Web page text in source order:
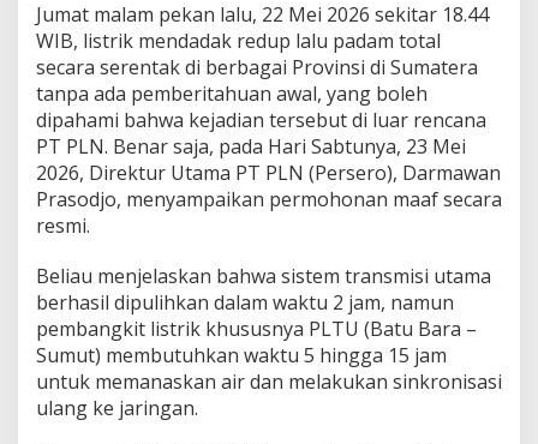
Jumat malam pekan lalu, 22 Mei 2026 sekitar 18.44
WIB, listrik mendadak redup lalu padam total
secara serentak di berbagai Provinsi di Sumatera
tanpa ada pemberitahuan awal, yang boleh
dipahami bahwa kejadian tersebut di luar rencana
PT PLN. Benar saja, pada Hari Sabtunya, 23 Mei
2026, Direktur Utama PT PLN (Persero), Darmawan
Prasodjo, menyampaikan permohonan maaf secara
resmi.
Beliau menjelaskan bahwa sistem transmisi utama
berhasil dipulihkan dalam waktu 2 jam, namun
pembangkit listrik khususnya PLTU (Batu Bara –
Sumut) membutuhkan waktu 5 hingga 15 jam
untuk memanaskan air dan melakukan sinkronisasi
ulang ke jaringan.